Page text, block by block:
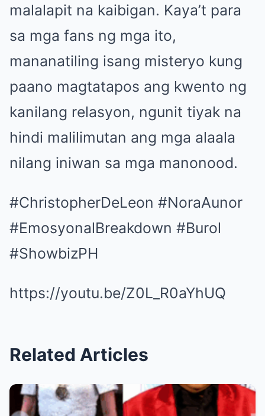
malalapit na kaibigan. Kaya’t para
sa mga fans ng mga ito,
mananatiling isang misteryo kung
paano magtatapos ang kwento ng
kanilang relasyon, ngunit tiyak na
hindi malilimutan ang mga alaala
nilang iniwan sa mga manonood.
#ChristopherDeLeon #NoraAunor
#EmosyonalBreakdown #Burol
#ShowbizPH
https://youtu.be/Z0L_R0aYhUQ
Related Articles